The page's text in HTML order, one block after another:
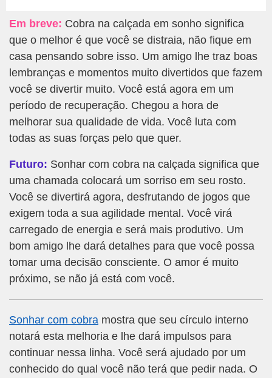
Em breve: Cobra na calçada em sonho significa
que o melhor é que você se distraia, não fique em
casa pensando sobre isso. Um amigo lhe traz boas
lembranças e momentos muito divertidos que fazem
você se divertir muito. Você está agora em um
período de recuperação. Chegou a hora de
melhorar sua qualidade de vida. Você luta com
todas as suas forças pelo que quer.
Futuro: Sonhar com cobra na calçada significa que
uma chamada colocará um sorriso em seu rosto.
Você se divertirá agora, desfrutando de jogos que
exigem toda a sua agilidade mental. Você virá
carregado de energia e será mais produtivo. Um
bom amigo lhe dará detalhes para que você possa
tomar uma decisão consciente. O amor é muito
próximo, se não já está com você.
Sonhar com cobra mostra que seu círculo interno
notará esta melhoria e lhe dará impulsos para
continuar nessa linha. Você será ajudado por um
conhecido do qual você não terá que pedir nada. O